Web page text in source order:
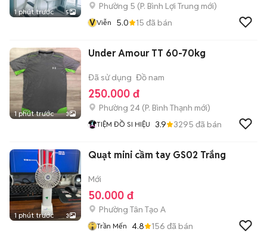
1 phút trước 5
Phường 5 (P. Bình Lợi Trung mới)
VViễn 5.0 15 đã bán
1 phút trước 3
Under Amour TT 60-70kg
Đã sử dụng Đồ nam
250.000 đ
Phường 24 (P. Bình Thạnh mới)
TIỆM ĐỒ SI HIỆU 3.9 3295 đã bán
1 phút trước 3
Quạt mini cầm tay GS02 Trắng
Mới
50.000 đ
Phường Tân Tạo A
Trần Mến 4.8 156 đã bán